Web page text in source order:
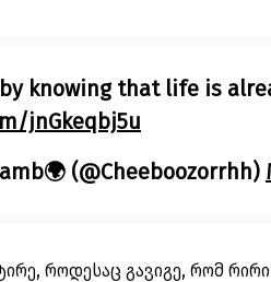
knowing that life is
jnGkeqbj5u
(@Cheeboozorrhh)
როდესაც გავიგე, რომ